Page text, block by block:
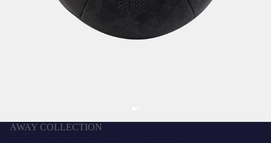
AWAY COLLECTION